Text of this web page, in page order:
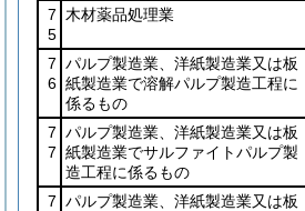
7
5
木材薬品処理業
7
6
パルプ製造業、洋紙製造業又は板
紙製造業で溶解パルプ製造工程に
係るもの
7
7
パルプ製造業、洋紙製造業又は板
紙製造業でサルファイトパルプ製
造工程に係るもの
7 パルプ製造業、洋紙製造業又は板